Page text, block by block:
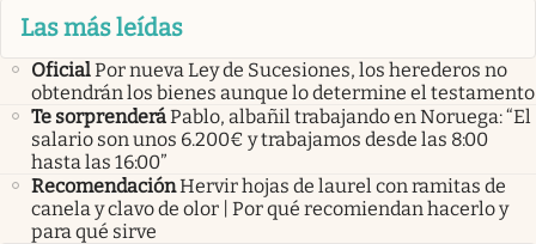
Las más leídas
OficialPor nueva Ley de Sucesiones, los herederos no
obtendrán los bienes aunque lo determine el testamento
Te sorprenderáPablo, albañil trabajando en Noruega: “El
salario son unos 6.200€ y trabajamos desde las 8:00
hasta las 16:00”
RecomendaciónHervir hojas de laurel con ramitas de
canela y clavo de olor | Por qué recomiendan hacerlo y
para qué sirve